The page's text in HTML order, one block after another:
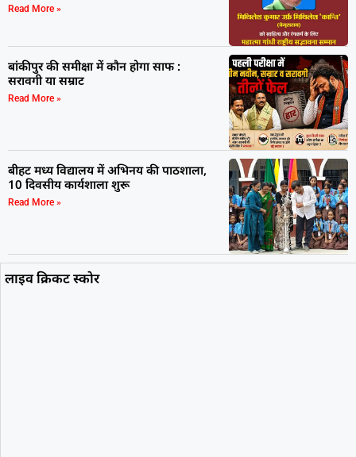
Read More »
बांकीपुर की समीक्षा में कौन होगा साफ :
सरावगी या सम्राट
Read More »
बीहट मध्य विद्यालय में अभिनय की पाठशाला,
10 दिवसीय कार्यशाला शुरू
Read More »
लाइव क्रिकट स्कोर